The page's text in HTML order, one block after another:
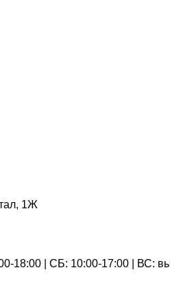
1Ж
18:00 | СБ: 10:00-17:00 | ВС: